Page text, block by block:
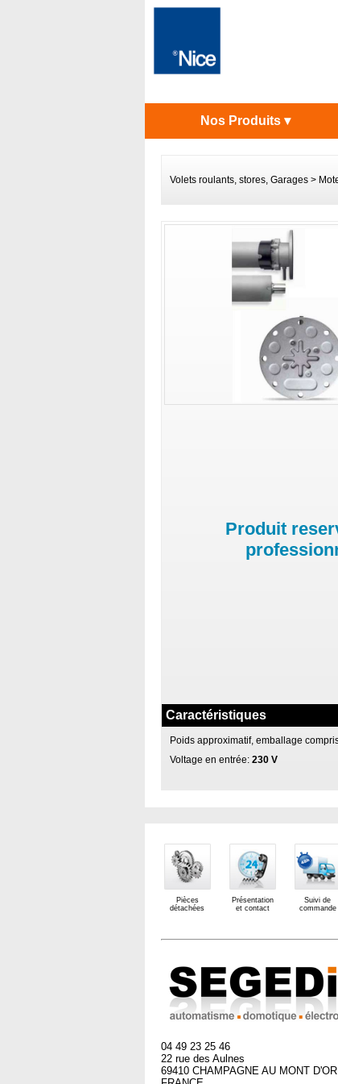
Nos Produits ▾
Volets roulants, stores, Garages>
Produit
Caractéristiques
Poids approximatif, emballage
Voltage en entrée:230 V
Pièces
détachées
Présentation
et contact
Suivi de
commande
04 49 23 25 46
22 rue des Aulnes
69410 CHAMPAGNE AU MONT D'OR